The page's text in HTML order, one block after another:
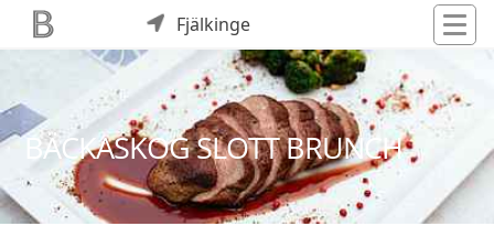
Fjälkinge
BÄCKASKOG SLOTT BRUNCH